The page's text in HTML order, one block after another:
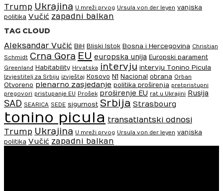
Trump Ukrajina U mreži prvog Ursula von der leyen vanjska
politika Vučić zapadni balkan
TAG CLOUD
Aleksandar Vučić BiH Bliski Istok Bosna i Hercegovina Christian
Schmidt Crna Gora EU europska unija Europski parament
Greenland Habitability Hrvatska intervju intervju Tonino Picula
Izvjestitelj za Srbiju izvještaj Kosovo N1 Nacional obrana Orban
Otvoreno plenarno zasjedanje politika proširenja pretpristupni
pregovori pristupanje EU Prošek proširenje EU rat u Ukrajini Rusija
SAD SEARICA SEDE sigurnost Srbija Strasbourg
tonino picula transatlantski odnosi
Trump Ukrajina U mreži prvog Ursula von der leyen vanjska
politika Vučić zapadni balkan